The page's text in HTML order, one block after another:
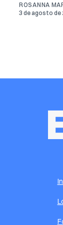
ROSANNA
3 de agosto de